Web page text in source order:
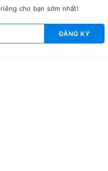
cho bạn sớm nhất!
ĐĂNG KÝ